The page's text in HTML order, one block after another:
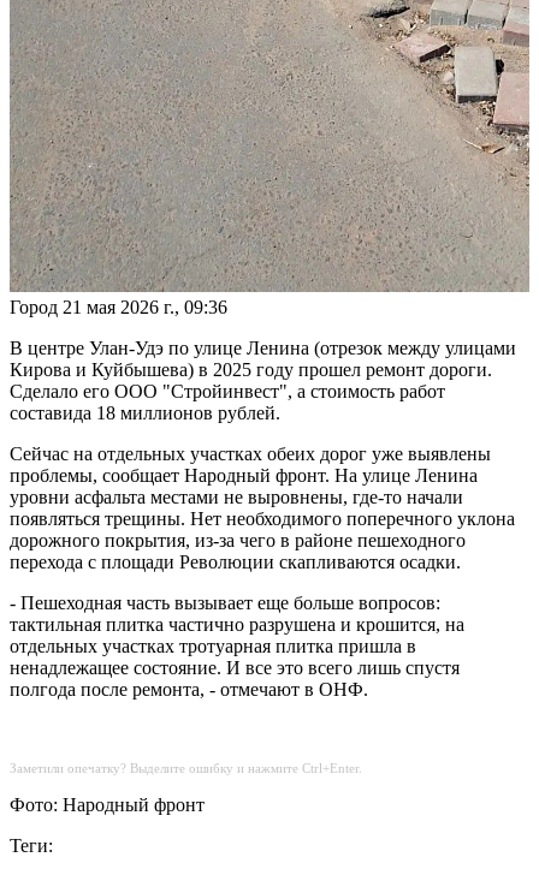
Город 21 мая 2026 г., 09:36
В центре Улан-Удэ по улице Ленина (отрезок между улицами
Кирова и Куйбышева) в 2025 году прошел ремонт дороги.
Сделало его ООО "Стройинвест", а стоимость работ
составида 18 миллионов рублей.
Сейчас на отдельных участках обеих дорог уже выявлены
проблемы, сообщает Народный фронт. На улице Ленина
уровни асфальта местами не выровнены, где-то начали
появляться трещины. Нет необходимого поперечного уклона
дорожного покрытия, из-за чего в районе пешеходного
перехода с площади Революции скапливаются осадки.
- Пешеходная часть вызывает еще больше вопросов:
тактильная плитка частично разрушена и крошится, на
отдельных участках тротуарная плитка пришла в
ненадлежащее состояние. И все это всего лишь спустя
полгода после ремонта, - отмечают в ОНФ.
Заметили опечатку? Выделите ошибку и нажмите Ctrl+Enter.
Фото: Народный фронт
Теги: